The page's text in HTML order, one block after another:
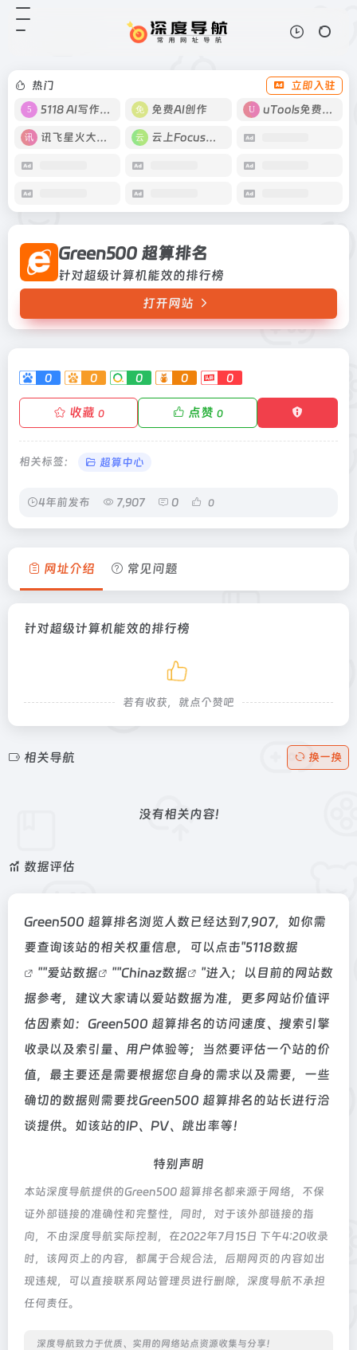
热门
立即入驻
5118 AI写作工具
免费AI创作 uTools免费工具箱
讯飞星火大模型 云上Focus接码
Green500 超算排名
针对超级计算机能效的排行榜
打开网站
0 0 0 0 0
收藏 0 点赞 0
相关标签： 超算中心
4年前发布 7,907 0 0
Green500 超算排名
网址介绍 常见问题
针对超级计算机能效的排行榜
若有收获，就点个赞吧
相关导航 换一换
没有相关内容!
数据评估
Green500 超算排名浏览人数已经达到7,907，如你需
要查询该站的相关权重信息，可以点击"5118数据
""爱站数据 ""Chinaz数据
"进入；以目前的网站数
据参考，建议大家请以爱站数据为准，更多网站价值评
估因素如：Green500 超算排名的访问速度、搜索引擎
收录以及索引量、用户体验等；当然要评估一个站的价
值，最主要还是需要根据您自身的需求以及需要，一些
确切的数据则需要找Green500 超算排名的站长进行洽
谈提供。如该站的IP、PV、跳出率等！
特别声明
本站深度导航提供的Green500 超算排名都来源于网络，不保
证外部链接的准确性和完整性，同时，对于该外部链接的指
向，不由深度导航实际控制，在2022年7月15日 下午4:20收录
时，该网页上的内容，都属于合规合法，后期网页的内容如出
现违规，可以直接联系网站管理员进行删除，深度导航不承担
任何责任。
深度导航致力于优质、实用的网络站点资源收集与分享！